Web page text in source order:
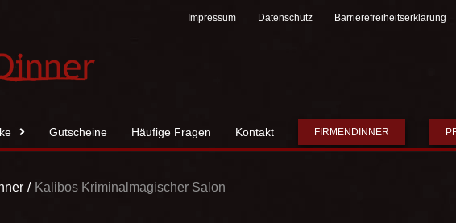
Impressum Datenschutz Barrierefreiheitserklärung
Gutscheine Häufige Fragen Kontakt FIRMENDINNER
Kalibos Kriminalmagischer Salon